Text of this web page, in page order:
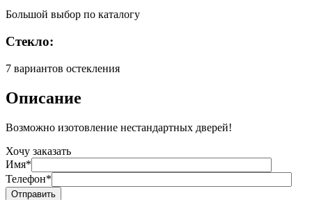
Большой выбор по каталогу
Стекло:
7 вариантов остекления
Описание
Возможно изотовление нестандартных дверей!
Хочу заказать
Имя*
Телефон*